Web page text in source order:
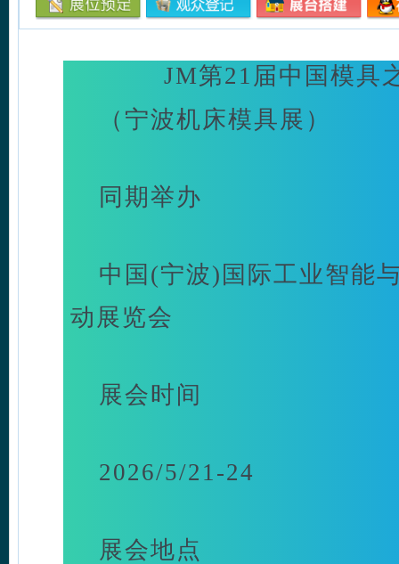
JM第21届中国模具
（宁波机床模具展）
同期举办
中国(宁波)国际工业智能
动展览会
展会时间
2026/5/21-24
展会地点